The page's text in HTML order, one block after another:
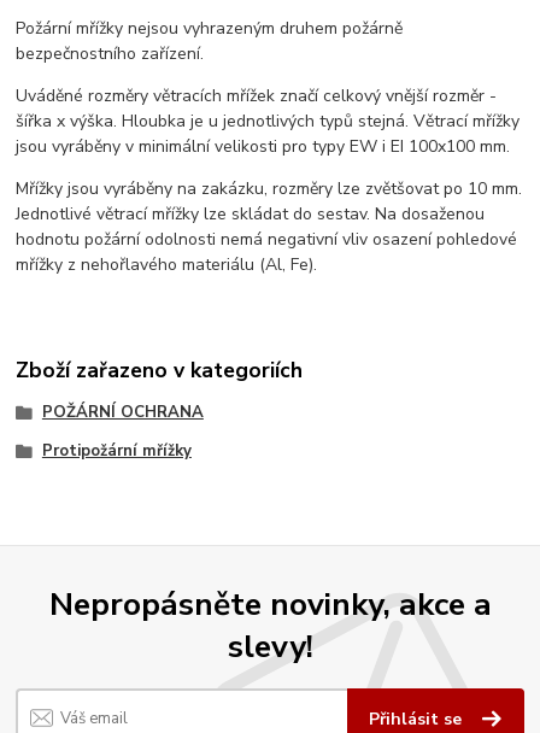
Požární mřížky nejsou vyhrazeným druhem požárně
bezpečnostního zařízení.
Uváděné rozměry větracích mřížek značí celkový vnější rozměr -
šířka x výška. Hloubka je u jednotlivých typů stejná. Větrací mřížky
jsou vyráběny v minimální velikosti pro typy EW i EI 100x100 mm.
Mřížky jsou vyráběny na zakázku, rozměry lze zvětšovat po 10 mm.
Jednotlivé větrací mřížky lze skládat do sestav. Na dosaženou
hodnotu požární odolnosti nemá negativní vliv osazení pohledové
mřížky z nehořlavého materiálu (Al, Fe).
Zboží zařazeno v kategoriích
POŽÁRNÍ OCHRANA
Protipožární mřížky
Nepropásněte novinky, akce a
slevy!
Přihlásit se